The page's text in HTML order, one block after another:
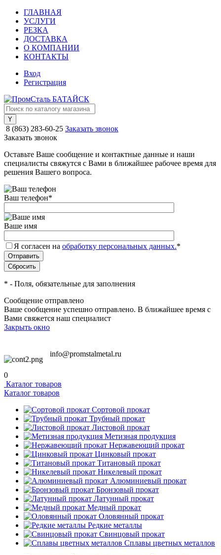
ГЛАВНАЯ
УСЛУГИ
РЕЗКА
ДОСТАВКА
О КОМПАНИИ
КОНТАКТЫ
Вход
Регистрация
8 (863) 283-60-25 Заказать звонок
Заказать звонок
Оставьте Ваше сообщение и контактные данные и наши
специалисты свяжутся с Вами в ближайшее рабочее время для
решения Вашего вопроса.
Ваш телефон*
Ваше имя
Я согласен на обработку персональных данных.*
* - Поля, обязательные для заполнения
Сообщение отправлено
Ваше сообщение успешно отправлено. В ближайшее время с
Вами свяжется наш специалист
Закрыть окно
info@promstalmetal.ru
0
Каталог товаров
Каталог товаров
Сортовой прокат
Трубный прокат
Листовой прокат
Метизная продукция
Нержавеющий прокат
Цинковый прокат
Титановый прокат
Никелевый прокат
Алюминиевый прокат
Бронзовый прокат
Латунный прокат
Медный прокат
Оловянный прокат
Редкие металлы
Свинцовый прокат
Сплавы цветных металлов